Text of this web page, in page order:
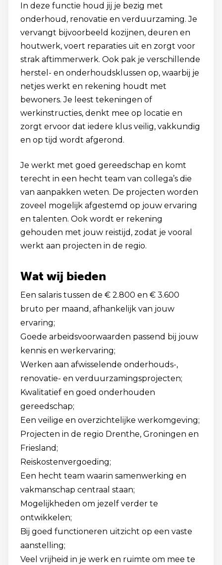
In deze functie houd jij je bezig met
onderhoud, renovatie en verduurzaming. Je
vervangt bijvoorbeeld kozijnen, deuren en
houtwerk, voert reparaties uit en zorgt voor
strak aftimmerwerk. Ook pak je verschillende
herstel- en onderhoudsklussen op, waarbij je
netjes werkt en rekening houdt met
bewoners. Je leest tekeningen of
werkinstructies, denkt mee op locatie en
zorgt ervoor dat iedere klus veilig, vakkundig
en op tijd wordt afgerond.
Je werkt met goed gereedschap en komt
terecht in een hecht team van collega’s die
van aanpakken weten. De projecten worden
zoveel mogelijk afgestemd op jouw ervaring
en talenten. Ook wordt er rekening
gehouden met jouw reistijd, zodat je vooral
werkt aan projecten in de regio.
Wat wij bieden
Een salaris tussen de € 2.800 en € 3.600
bruto per maand, afhankelijk van jouw
ervaring;
Goede arbeidsvoorwaarden passend bij jouw
kennis en werkervaring;
Werken aan afwisselende onderhouds-,
renovatie- en verduurzamingsprojecten;
Kwalitatief en goed onderhouden
gereedschap;
Een veilige en overzichtelijke werkomgeving;
Projecten in de regio Drenthe, Groningen en
Friesland;
Reiskostenvergoeding;
Een hecht team waarin samenwerking en
vakmanschap centraal staan;
Mogelijkheden om jezelf verder te
ontwikkelen;
Bij goed functioneren uitzicht op een vaste
aanstelling;
Veel vrijheid in je werk en ruimte om mee te